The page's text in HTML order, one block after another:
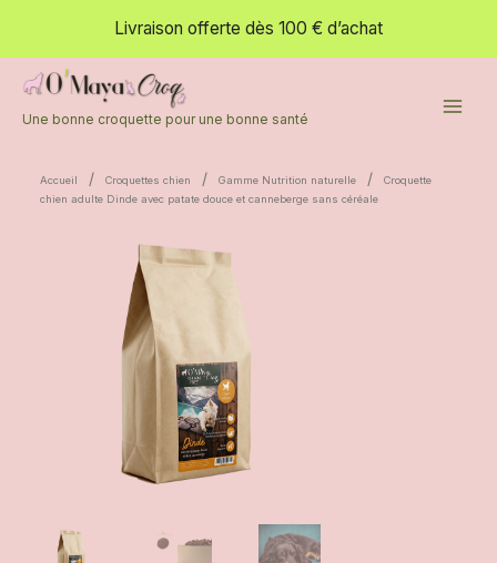
contenu
Livraison offerte dès 100 € d’achat
Une bonne croquette pour une bonne santé
Accueil / Croquettes chien / Gamme Nutrition naturelle /
Croquette
chien adulte Dinde avec patate douce et canneberge sans céréale